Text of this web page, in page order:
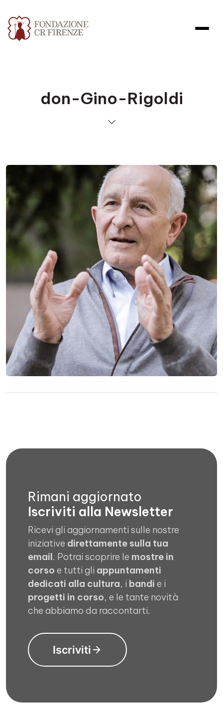
don-Gino-Rigoldi
Rimani aggiornato
Iscriviti alla Newsletter
Ricevi gli aggiornamenti sulle nostre
iniziative direttamente sulla tua
email. Potrai scoprire le mostre in
corso e tutti gli appuntamenti
dedicati alla cultura, i bandi e i
progetti in corso, e le tante novità
che abbiamo da raccontarti.
Iscriviti